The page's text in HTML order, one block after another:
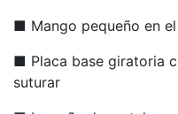
■ Mango pequeño en
■ Placa base giratoria
suturar